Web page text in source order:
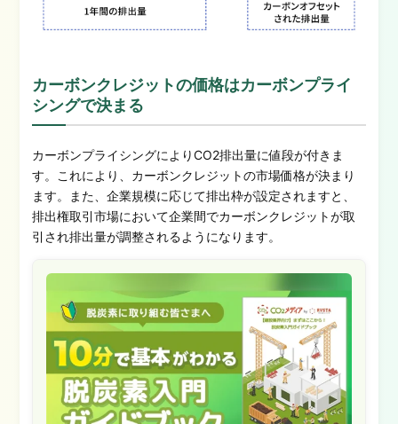
カーボンクレジットの価格はカーボンプライ
シングで決まる
カーボンプライシングによりCO2排出量に値段が付きま
す。これにより、カーボンクレジットの市場価格が決まり
ます。また、企業規模に応じて排出枠が設定されますと、
排出権取引市場において企業間でカーボンクレジットが取
引され排出量が調整されるようになります。